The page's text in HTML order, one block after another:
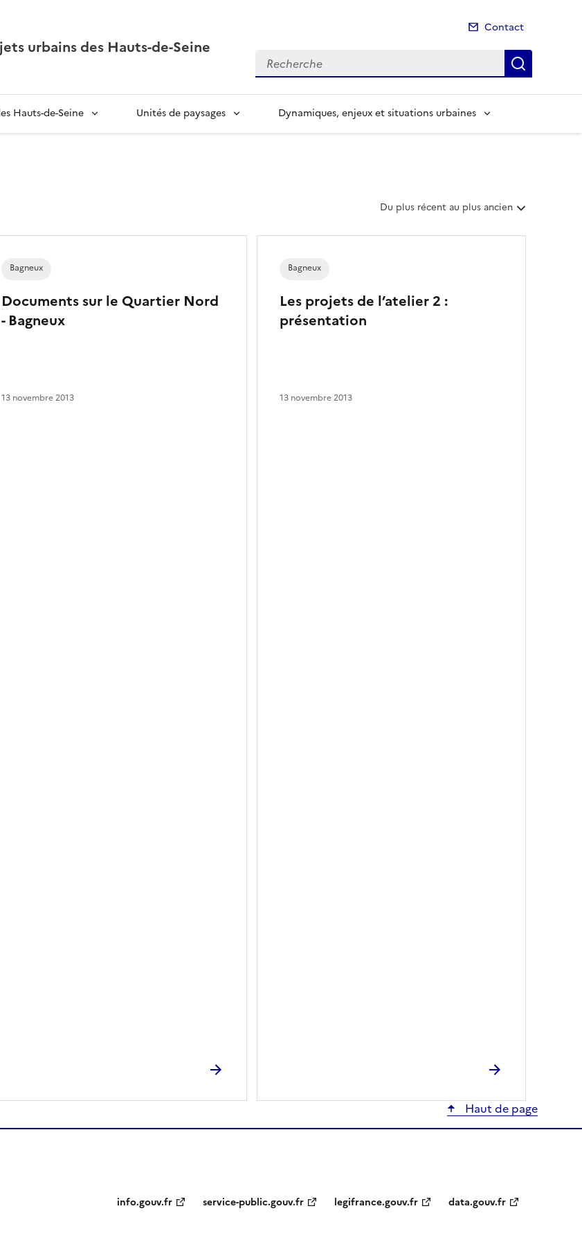
urbains des Hauts-de-Seine
Contact
Recherche
Hauts-de-Seine Unités de paysages Dynamiques, enjeux et situations urbaines
T
i
s
Du plus récent au plus ancien
Documents sur le Quartier Nord
- Bagneux
Bagneux
13 novembre 2013
Les projets de l’atelier 2 :
présentation
Bagneux
13 novembre 2013
Haut de page
info.gouv.fr service-public.gouv.fr legifrance.gouv.fr data.gouv.fr